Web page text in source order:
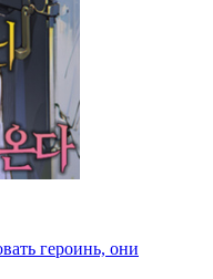
героинь, они